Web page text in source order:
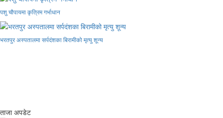
पशु चौपायमा कृत्रिम गर्भाधान
भरतपुर अस्पतालमा सर्पदंशका बिरामीको मृत्यु शून्य
ताजा अपडेट